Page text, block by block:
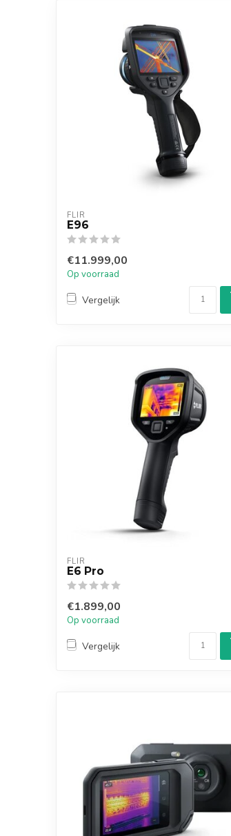
FLIR
E96
€11.999,00
Op voorraad
Vergelijk
FLIR
E6 Pro
€1.899,00
Op voorraad
Vergelijk